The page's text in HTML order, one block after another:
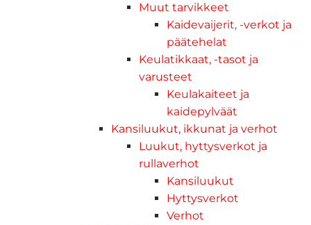
Muut tarvikkeet
Kaidevaijerit, -verkot ja
päätehelat
Keulatikkaat, -tasot ja
varusteet
Keulakaiteet ja
kaidepylväät
Kansiluukut, ikkunat ja verhot
Luukut, hyttysverkot ja
rullaverhot
Kansiluukut
Hyttysverkot
Verhot